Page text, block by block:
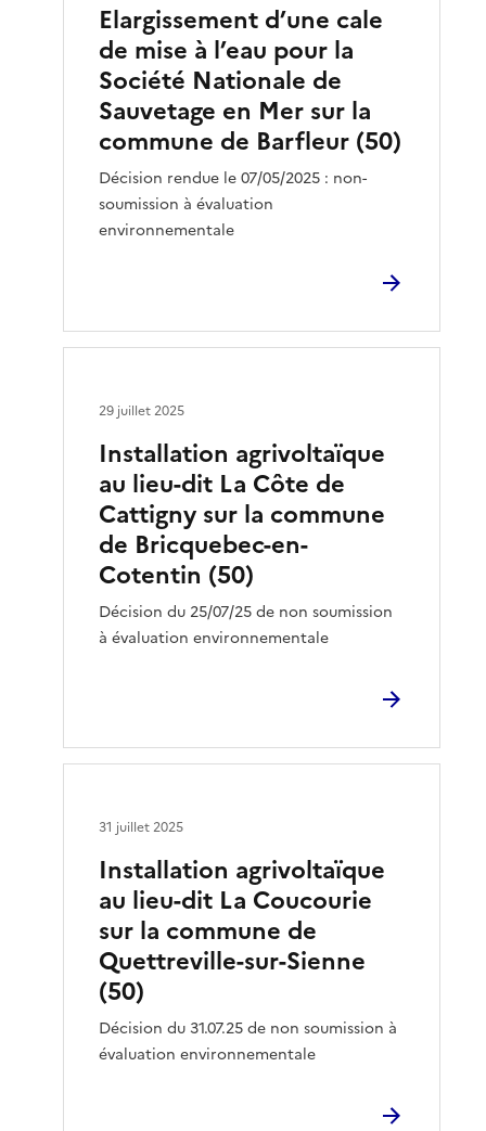
Elargissement d’une cale
de mise à l’eau pour la
Société Nationale de
Sauvetage en Mer sur la
commune de Barfleur (50)
Décision rendue le 07/05/2025 : non-
soumission à évaluation
environnementale
Installation agrivoltaïque
au lieu-dit La Côte de
Cattigny sur la commune
de Bricquebec-en-
Cotentin (50)
Décision du 25/07/25 de non soumission
à évaluation environnementale
29 juillet 2025
Installation agrivoltaïque
au lieu-dit La Coucourie
sur la commune de
Quettreville-sur-Sienne
(50)
Décision du 31.07.25 de non soumission à
évaluation environnementale
31 juillet 2025